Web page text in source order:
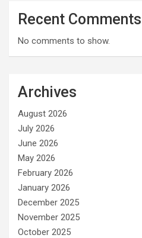
Recent Comments
No comments to show.
Archives
August 2026
July 2026
June 2026
May 2026
February 2026
January 2026
December 2025
November 2025
October 2025